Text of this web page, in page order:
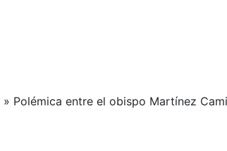
» Polémica entre el obispo Martínez